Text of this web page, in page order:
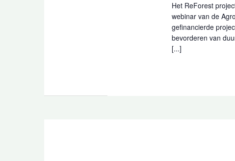
Het ReForest
webinar van de
gefinancierde
bevorderen van
[...]